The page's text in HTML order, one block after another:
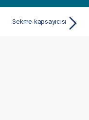
Sekme kapsayıcısı